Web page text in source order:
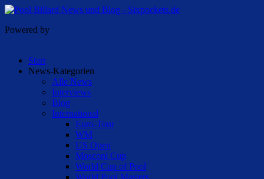
Powered by
Start
News-Kategorien
Alle News
Interviews
Blog
International
Euro-Tour
WM
US Open
Mosconi Cup
World Cup of Pool
World Pool Masters